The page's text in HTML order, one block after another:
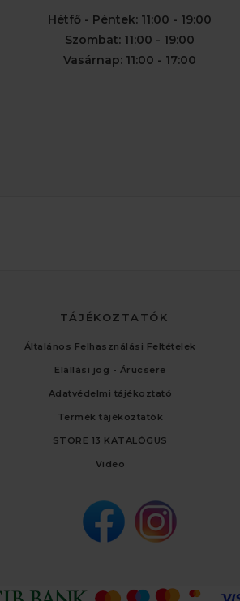
Hétfő - Péntek: 11:00 - 19:00
Szombat: 11:00 - 19:00
Vasárnap: 11:00 - 17:00
TÁJÉKOZTATÓK
Általános Felhasználási Feltételek
Elállási jog - Árucsere
Adatvédelmi tájékoztató
Termék tájékoztatók
STORE 13 KATALÓGUS
Video